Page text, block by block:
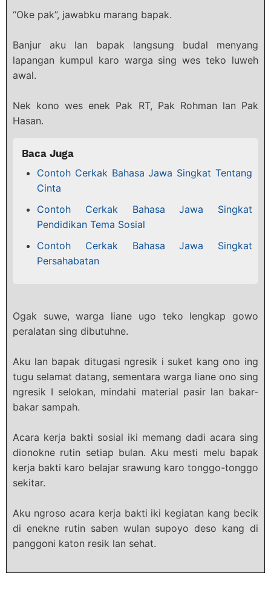
“Oke pak”, jawabku marang bapak.
Banjur aku lan bapak langsung budal menyang
lapangan kumpul karo warga sing wes teko luweh
awal.
Nek kono wes enek Pak RT, Pak Rohman lan Pak
Hasan.
Baca Juga
Contoh Cerkak Bahasa Jawa Singkat Tentang
Cinta
Contoh Cerkak Bahasa Jawa Singkat
Pendidikan Tema Sosial
Contoh Cerkak Bahasa Jawa Singkat
Persahabatan
Ogak suwe, warga liane ugo teko lengkap gowo
peralatan sing dibutuhne.
Aku lan bapak ditugasi ngresik i suket kang ono ing
tugu selamat datang, sementara warga liane ono sing
ngresik I selokan, mindahi material pasir lan bakar-
bakar sampah.
Acara kerja bakti sosial iki memang dadi acara sing
dionokne rutin setiap bulan. Aku mesti melu bapak
kerja bakti karo belajar srawung karo tonggo-tonggo
sekitar.
Aku ngroso acara kerja bakti iki kegiatan kang becik
di enekne rutin saben wulan supoyo deso kang di
panggoni katon resik lan sehat.